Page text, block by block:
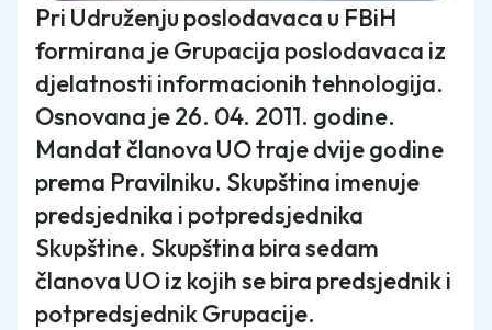
Pri Udruženju poslodavaca u FBiH
formirana je Grupacija poslodavaca iz
djelatnosti informacionih tehnologija.
Osnovana je 26. 04. 2011. godine.
Mandat članova UO traje dvije godine
prema Pravilniku. Skupština imenuje
predsjednika i potpredsjednika
Skupštine. Skupština bira sedam
članova UO iz kojih se bira predsjednik i
potpredsjednik Grupacije.